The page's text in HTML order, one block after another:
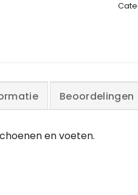
Beoordelingen
en voeten.